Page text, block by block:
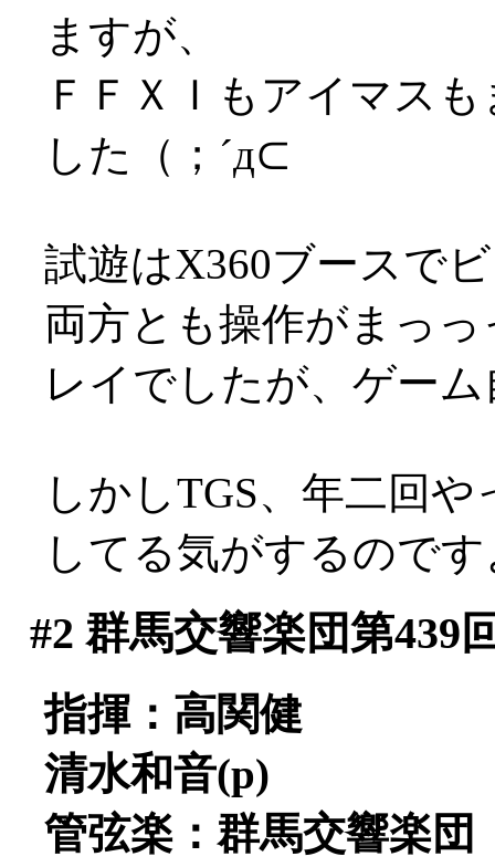
ますが、
ＦＦＸＩもアイマス
した（；´д⊂
試遊はX360ブースで
両方とも操作がまっ
レイでしたが、ゲー
しかしTGS、年二回
してる気がするので
#2 群馬交響楽団第439
指揮：高関健
清水和音(p)
管弦楽：群馬交響楽団